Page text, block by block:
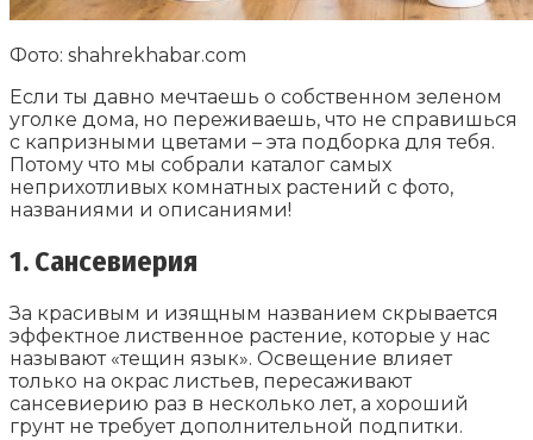
Фото: shahrekhabar.com
Если ты давно мечтаешь о собственном зеленом
уголке дома, но переживаешь, что не справишься
с капризными цветами – эта подборка для тебя.
Потому что мы собрали каталог самых
неприхотливых комнатных растений с фото,
названиями и описаниями!
1. Сансевиерия
За красивым и изящным названием скрывается
эффектное лиственное растение, которые у нас
называют «тещин язык». Освещение влияет
только на окрас листьев, пересаживают
сансевиерию раз в несколько лет, а хороший
грунт не требует дополнительной подпитки.